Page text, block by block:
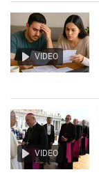
VIDEO
VIDEO